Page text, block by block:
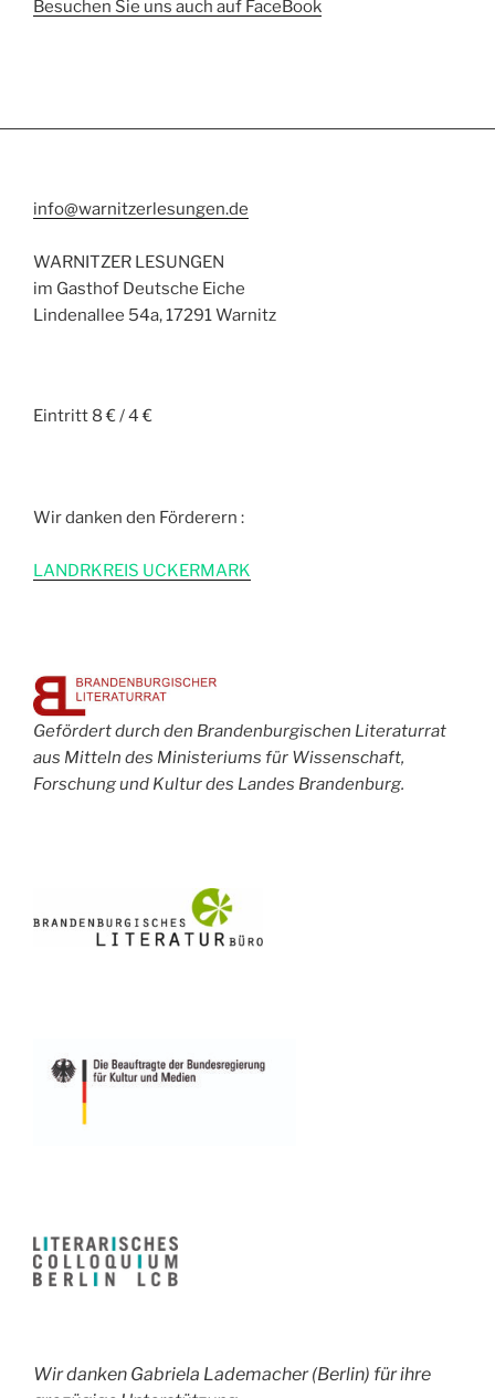
Besuchen Sie uns auch auf FaceBook
info@warnitzerlesungen.de
WARNITZER LESUNGEN
im Gasthof Deutsche Eiche
Lindenallee 54a, 17291 Warnitz
Eintritt 8 € / 4 €
Wir danken den Förderern :
LANDRKREIS UCKERMARK
Gefördert durch den Brandenburgischen Literaturrat
aus Mitteln des Ministeriums für Wissenschaft,
Forschung und Kultur des Landes Brandenburg.
Wir danken Gabriela Lademacher (Berlin) für ihre